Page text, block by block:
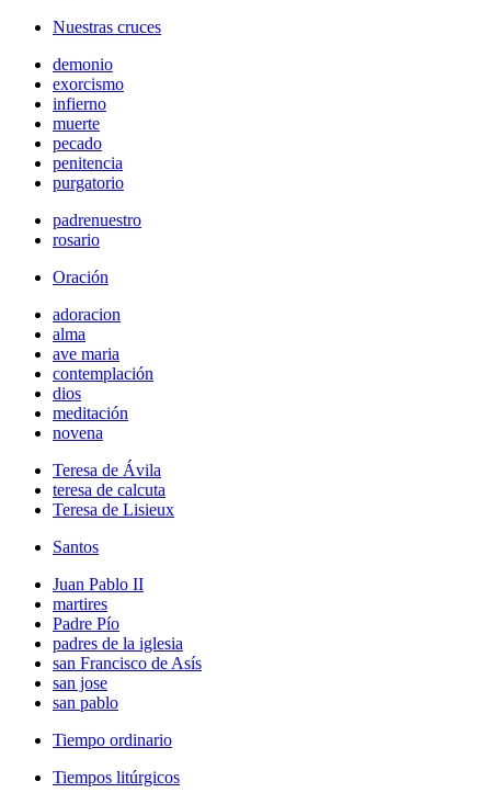
Nuestras cruces
demonio
exorcismo
infierno
muerte
pecado
penitencia
purgatorio
padrenuestro
rosario
Oración
adoracion
alma
ave maria
contemplación
dios
meditación
novena
Teresa de Ávila
teresa de calcuta
Teresa de Lisieux
Santos
Juan Pablo II
martires
Padre Pío
padres de la iglesia
san Francisco de Asís
san jose
san pablo
Tiempo ordinario
Tiempos litúrgicos